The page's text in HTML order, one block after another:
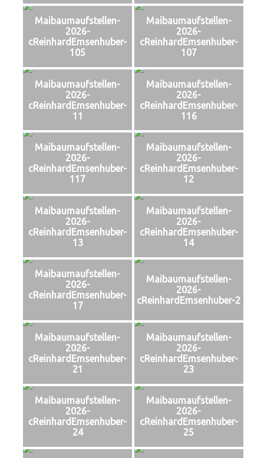
Maibaumaufstellen-
2026-
cReinhardEmsenhuber-
105
Maibaumaufstellen-
2026-
cReinhardEmsenhuber-
107
Maibaumaufstellen-
2026-
cReinhardEmsenhuber-
11
Maibaumaufstellen-
2026-
cReinhardEmsenhuber-
116
Maibaumaufstellen-
2026-
cReinhardEmsenhuber-
117
Maibaumaufstellen-
2026-
cReinhardEmsenhuber-
12
Maibaumaufstellen-
2026-
cReinhardEmsenhuber-
13
Maibaumaufstellen-
2026-
cReinhardEmsenhuber-
14
Maibaumaufstellen-
2026-
cReinhardEmsenhuber-
17
Maibaumaufstellen-
2026-
cReinhardEmsenhuber-2
Maibaumaufstellen-
2026-
cReinhardEmsenhuber-
21
Maibaumaufstellen-
2026-
cReinhardEmsenhuber-
23
Maibaumaufstellen-
2026-
cReinhardEmsenhuber-
24
Maibaumaufstellen-
2026-
cReinhardEmsenhuber-
25